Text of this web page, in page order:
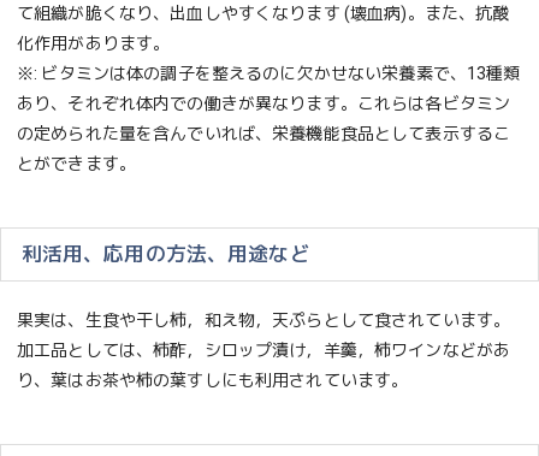
て組織が脆くなり、出血しやすくなります (壊血病)。また、抗酸
化作用があります。
※: ビタミンは体の調子を整えるのに欠かせない栄養素で、13種類
あり、それぞれ体内での働きが異なります。これらは各ビタミン
の定められた量を含んでいれば、栄養機能食品として表示するこ
とができます。
利活用、応用の方法、用途など
果実は、生食や干し柿，和え物，天ぷらとして食されています。
加工品としては、柿酢，シロップ漬け，羊羹，柿ワインなどがあ
り、葉はお茶や柿の葉すしにも利用されています。